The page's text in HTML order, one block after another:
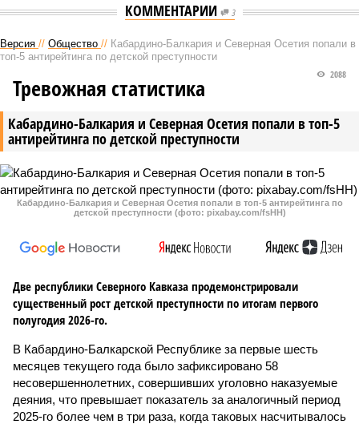
КОММЕНТАРИИ 3
Версия // Общество // Кабардино-Балкария и Северная Осетия попали в
топ-5 антирейтинга по детской преступности
Кабардино-Балкария и Северная Осетия попали в топ-5
антирейтинга по детской преступности
2088
Тревожная статистика
Кабардино-Балкария и Северная Осетия попали в топ-5 антирейтинга по
детской преступности (фото: pixabay.com/fsHH)
Две республики Северного Кавказа продемонстрировали
существенный рост детской преступности по итогам первого
полугодия 2026-го.
В Кабардино-Балкарской Республике за первые шесть
месяцев текущего года было зафиксировано 58
несовершеннолетних, совершивших уголовно наказуемые
деяния, что превышает показатель за аналогичный период
2025-го более чем в три раза, когда таковых насчитывалось